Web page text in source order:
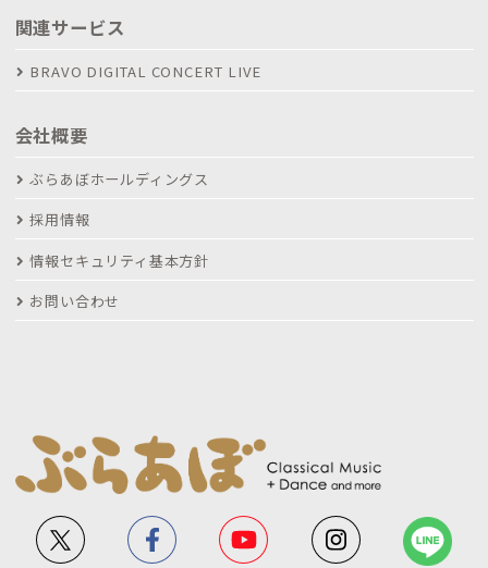
関連サービス
BRAVO DIGITAL CONCERT LIVE
会社概要
ぶらあぼホールディングス
採用情報
情報セキュリティ基本方針
お問い合わせ